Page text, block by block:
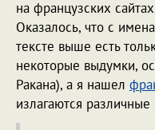
на французских
Оказалось, что с
тексте выше есть
некоторые выдумки,
Ракана), а я нашел
излагаются